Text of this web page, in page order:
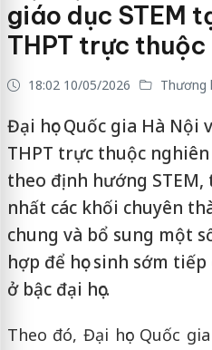
giáo dục STEM
THPT trực thuộc
18:02 10/05/2026 Thương
Đại học Quốc gia Hà
THPT trực thuộc
theo định hướng
nhất các khối chuyên
chung và bổ sung một
hợp để học sinh sớm
ở bậc đại học.
Theo đó, Đại học Quốc